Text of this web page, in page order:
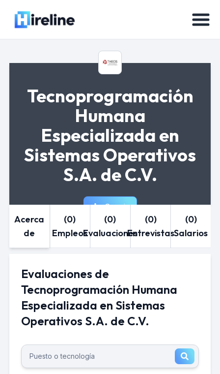
Tecnoprogramación
Humana
Especializada en
Sistemas Operativos
S.A. de C.V.
Seguir
Acerca
de
(0)
Empleos
(0)
Evaluaciones
(0)
Entrevistas
(0)
Salarios
Evaluaciones de
Tecnoprogramación Humana
Especializada en Sistemas
Operativos S.A. de C.V.